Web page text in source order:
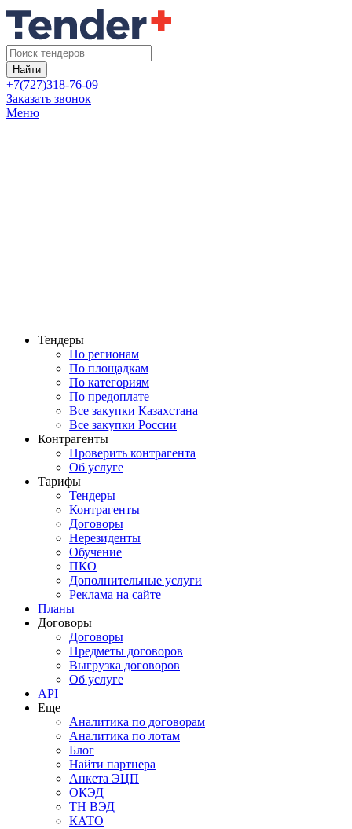
Найти
+7(727)318-76-09
Заказать звонок
Меню
Тендеры
По регионам
По площадкам
По категориям
По предоплате
Все закупки Казахстана
Все закупки России
Контрагенты
Проверить контрагента
Об услуге
Тарифы
Тендеры
Контрагенты
Договоры
Нерезиденты
Обучение
ПКО
Дополнительные услуги
Реклама на сайте
Планы
Договоры
Договоры
Предметы договоров
Выгрузка договоров
Об услуге
API
Еще
Аналитика по договорам
Аналитика по лотам
Блог
Найти партнера
Анкета ЭЦП
ОКЭД
ТН ВЭД
КАТО